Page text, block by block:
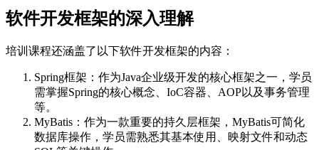
软件开发框架的深入理解
培训课程还涵盖了以下软件开发框架的内容：
Spring框架：作为Java企业级开发的核心框架之一，学员
需掌握Spring的核心概念、IoC容器、AOP以及事务管理
等。
MyBatis：作为一款重要的持久层框架，MyBatis可简化
数据库操作，学员需熟悉其基本使用、映射文件和动态